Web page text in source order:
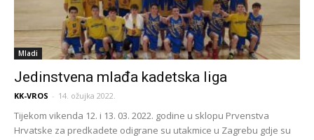
Mladi
Jedinstvena mlađa kadetska liga
KK-VROS - 14. ožujka 2022.
Tijekom vikenda 12. i 13. 03. 2022. godine u sklopu Prvenstva
Hrvatske za predkadete odigrane su utakmice u Zagrebu gdje su